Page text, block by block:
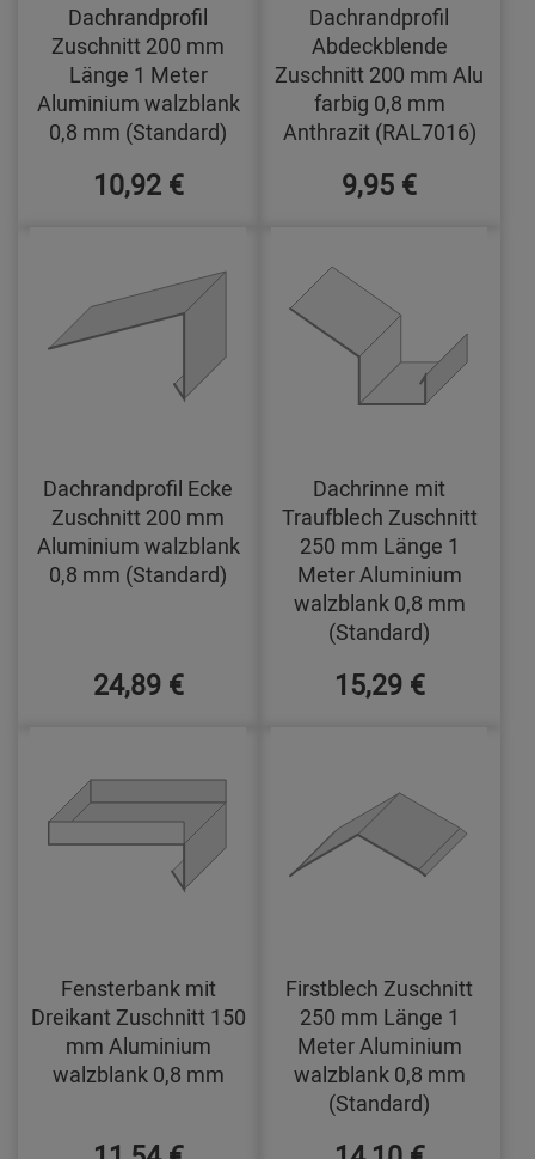
Dachrandprofil
Zuschnitt 200 mm
Länge 1 Meter
Aluminium walzblank
0,8 mm (Standard)
10,92 €
Dachrandprofil
Abdeckblende
Zuschnitt 200 mm Alu
farbig 0,8 mm
Anthrazit (RAL7016)
9,95 €
Dachrandprofil Ecke
Zuschnitt 200 mm
Aluminium walzblank
0,8 mm (Standard)
24,89 €
Dachrinne mit
Traufblech Zuschnitt
250 mm Länge 1
Meter Aluminium
walzblank 0,8 mm
(Standard)
15,29 €
Fensterbank mit
Dreikant Zuschnitt 150
mm Aluminium
walzblank 0,8 mm
Firstblech Zuschnitt
250 mm Länge 1
Meter Aluminium
walzblank 0,8 mm
(Standard)